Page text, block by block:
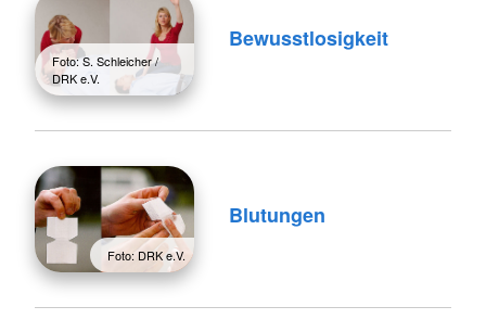
Foto: S. Schleicher /
DRK e.V.
Bewusstlosigkeit
Foto: DRK e.V.
Blutungen